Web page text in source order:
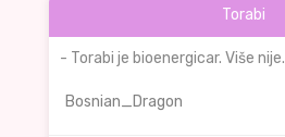
Torabi
- Torabi je bioenergicar. Više nije.
Bosnian_Dragon